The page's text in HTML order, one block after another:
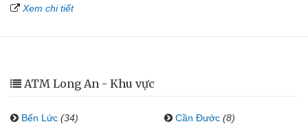
Xem chi tiết
ATM Long An - Khu vực
Bến Lức (34) Cần Đước (8)